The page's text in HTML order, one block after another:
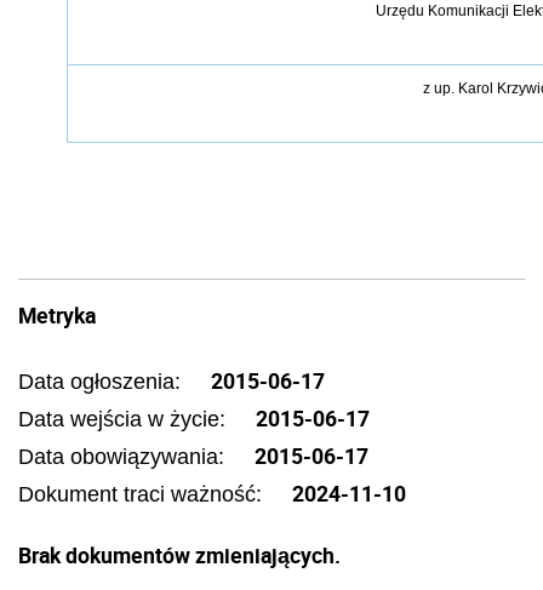
Urzędu Komunikacji
z up. Karol
Metryka
Data ogłoszenia: 2015-06-17
Data wejścia w życie: 2015-06-17
Data obowiązywania: 2015-06-17
Dokument traci ważność: 2024-11-10
Brak dokumentów zmieniających.